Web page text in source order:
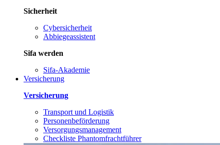
Sicherheit
Cybersicherheit
Abbiegeassistent
Sifa werden
Sifa-Akademie
Versicherung
Versicherung
Transport und Logistik
Personenbeförderung
Versorgungsmanagement
Checkliste Phantomfrachtführer